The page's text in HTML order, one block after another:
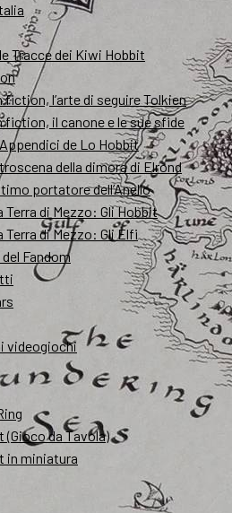
Tracce dei Kiwi Hobbit
fiction, l’arte di seguire Tolkien
fiction, il canone e le sue sfide
de Lo Hobbit
della dimora di Elrond
portatore dell’Anello
Terra di Mezzo: Gli Hobbit
Terra di Mezzo: Gli Elfi
Fandom
videogiochi
(Gioco da Tavola)
in miniatura